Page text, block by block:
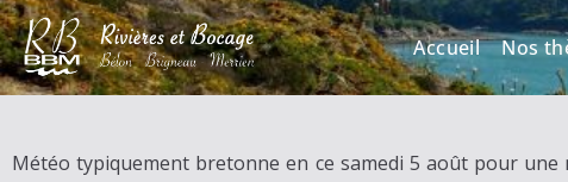
Accueil Nos
Météo typiquement bretonne en ce samedi 5 août pour